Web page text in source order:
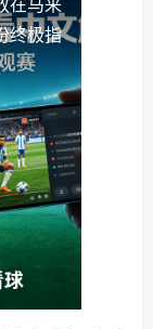
在马来
终极指